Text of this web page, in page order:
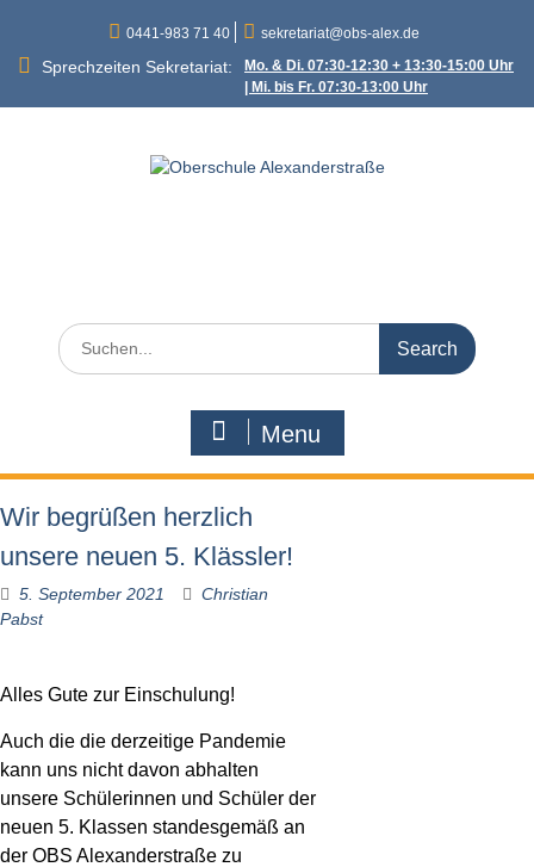
content
0441-983 71 40 sekretariat@obs-alex.de
Sprechzeiten Sekretariat:
Mo. & Di. 07:30-12:30 + 13:30-15:00 Uhr
| Mi. bis Fr. 07:30-13:00 Uhr
Search
for:
Menu
Wir begrüßen herzlich
unsere neuen 5. Klässler!
5. September 2021
Christian
Pabst
Alles Gute zur Einschulung!
Auch die die derzeitige Pandemie
kann uns nicht davon abhalten
unsere Schülerinnen und Schüler der
neuen 5. Klassen standesgemäß an
der OBS Alexanderstraße zu